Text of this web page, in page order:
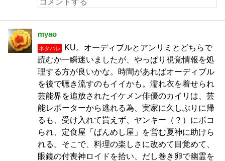
myao
ネタバレ
KU。オーディブルとアンリミとどちらで
読むか一瞬迷いましたが、やっぱり視覚情報を処
理する方が良いかな。時間があればオーディブル
を後で聴き流すのもイイかも。濡れ衣を着せられ
芸能界を追放されたイケメン俳優のカイリは、芸
能レポーターから逃れる為、実家に久しぶりに帰
るも、受け入れて貰えず、ヤンキー（？）にボコ
られ、定食屋「ばんめし屋」を営む夏神に助けら
れる。そこで、料理の楽しさに改めて目覚めて、
眼鏡の付喪神ロイドを拾い、だし巻き卵で幽霊を